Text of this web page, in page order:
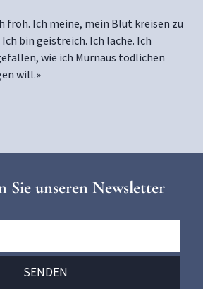
froh. Ich meine, mein Blut kreisen zu
bin geistreich. Ich lache. Ich
wie ich Murnaus tödlichen
will.»
Sie unseren Newsletter